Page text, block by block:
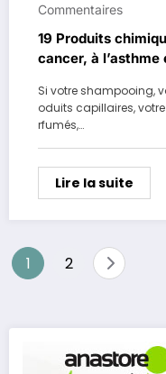
Commentaires
19 Produits
cancer, à l’asthme
Si votre shampooing,
oduits capillaires,
rfumés,…
Lire la suite
Pagination
1 2